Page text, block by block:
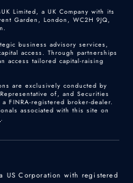
Limited, a UK Company with its
Garden, London, WC2H 9JQ,
business advisory services,
access. Through partnerships
access tailored capital-raising
are exclusively conducted by
of, and Securities
FINRA-registered broker-dealer.
associated with this site on
.
US Corporation with registered